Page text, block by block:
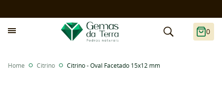
0
Home Citrino Citrino - Oval Facetado 15x12 mm